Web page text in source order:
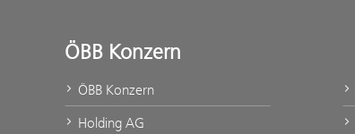
ÖBB Konzern
ÖBB Konzern
Holding AG